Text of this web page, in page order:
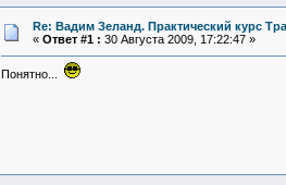
Re: Вадим Зеланд. Практический курс
« Ответ #1 : 30 Августа 2009, 17:22:47 »
Понятно...